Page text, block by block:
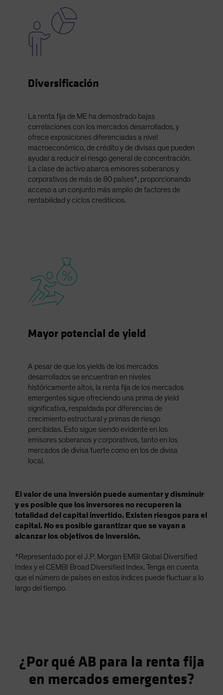
Diversificación
La renta fija de ME ha demostrado bajas
correlaciones con los mercados desarrollados, y
ofrece exposiciones diferenciadas a nivel
macroeconómico, de crédito y de divisas que pueden
ayudar a reducir el riesgo general de concentración.
La clase de activo abarca emisores soberanos y
corporativos de más de 80 países*, proporcionando
acceso a un conjunto más amplio de factores de
rentabilidad y ciclos crediticios.
Mayor potencial de yield
A pesar de que los yields de los mercados
desarrollados se encuentran en niveles
históricamente altos, la renta fija de los mercados
emergentes sigue ofreciendo una prima de yield
significativa, respaldada por diferencias de
crecimiento estructural y primas de riesgo
percibidas. Esto sigue siendo evidente en los
emisores soberanos y corporativos, tanto en los
mercados de divisa fuerte como en los de divisa
local.
El valor de una inversión puede aumentar y disminuir
y es posible que los inversores no recuperen la
totalidad del capital invertido. Existen riesgos para el
capital. No es posible garantizar que se vayan a
alcanzar los objetivos de inversión.
*Representado por el J.P. Morgan EMBI Global Diversified
Index y el CEMBI Broad Diversified Index. Tenga en cuenta
que el número de países en estos índices puede fluctuar a lo
largo del tiempo.
¿Por qué AB para la renta fija
en mercados emergentes?